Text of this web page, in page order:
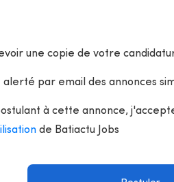
une copie de votre
alerté par email des annonces
à cette annonce,
de Batiactu Jobs